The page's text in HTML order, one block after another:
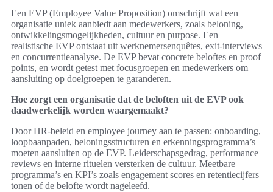
Een EVP (Employee Value Proposition) omschrijft wat een
organisatie uniek aanbiedt aan medewerkers, zoals beloning,
ontwikkelingsmogelijkheden, cultuur en purpose. Een
realistische EVP ontstaat uit werknemersenquêtes, exit-interviews
en concurrentieanalyse. De EVP bevat concrete beloftes en proof
points, en wordt getest met focusgroepen en medewerkers om
aansluiting op doelgroepen te garanderen.
Hoe zorgt een organisatie dat de beloften uit de EVP ook
daadwerkelijk worden waargemaakt?
Door HR-beleid en employee journey aan te passen: onboarding,
loopbaanpaden, beloningsstructuren en erkenningsprogramma’s
moeten aansluiten op de EVP. Leiderschapsgedrag, performance
reviews en interne rituelen versterken de cultuur. Meetbare
programma’s en KPI’s zoals engagement scores en retentiecijfers
tonen of de belofte wordt nageleefd.